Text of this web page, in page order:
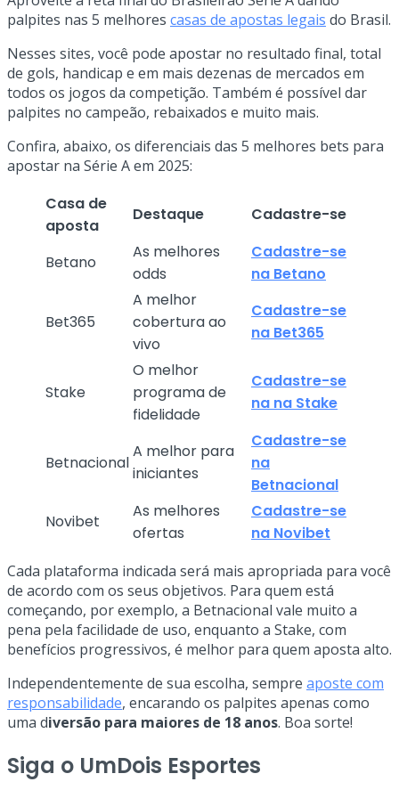
palpites nas 5 melhores casas de apostas legais do Brasil.
Nesses sites, você pode apostar no resultado final, total
de gols, handicap e em mais dezenas de mercados em
todos os jogos da competição. Também é possível dar
palpites no campeão, rebaixados e muito mais.
Confira, abaixo, os diferenciais das 5 melhores bets para
apostar na Série A em 2025:
Casa de
aposta
Destaque Cadastre-se
Betano
As melhores
odds
Cadastre-se
na Betano
Bet365
A melhor
cobertura ao
vivo
Cadastre-se
na Bet365
Stake
O melhor
programa de
fidelidade
Cadastre-se
na na Stake
Betnacional
A melhor para
iniciantes
Cadastre-se
na
Betnacional
Novibet
As melhores
ofertas
Cadastre-se
na Novibet
Cada plataforma indicada será mais apropriada para você
de acordo com os seus objetivos. Para quem está
começando, por exemplo, a Betnacional vale muito a
pena pela facilidade de uso, enquanto a Stake, com
benefícios progressivos, é melhor para quem aposta alto.
Independentemente de sua escolha, sempre aposte com
responsabilidade, encarando os palpites apenas como
uma diversão para maiores de 18 anos. Boa sorte!
Siga o UmDois Esportes